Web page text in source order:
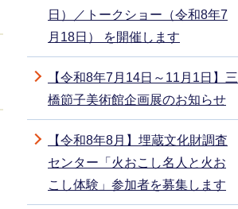
日）／トークショー（令和8年7
月18日） を開催します
【令和8年7月14日～11月1日】三
橋節子美術館企画展のお知らせ
【令和8年8月】埋蔵文化財調査
センター「火おこし名人と火お
こし体験」参加者を募集します